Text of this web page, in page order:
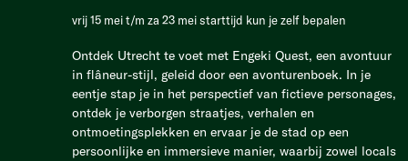
vrij 15 mei t/m za 23 mei starttijd kun je zelf bepalen
Ontdek Utrecht te voet met Engeki Quest, een avontuur
in flâneur-stijl, geleid door een avonturenboek. In je
eentje stap je in het perspectief van fictieve personages,
ontdek je verborgen straatjes, verhalen en
ontmoetingsplekken en ervaar je de stad op een
persoonlijke en immersieve manier, waarbij zowel locals